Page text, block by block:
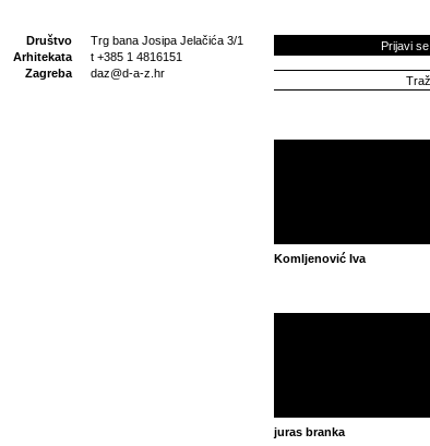
Društvo
Arhitekata
Zagreba
Trg bana Josipa Jelačića 3/1
t +385 1 4816151
daz@d-a-z.hr
Prijavi se
Komljenović Iva
juras branka